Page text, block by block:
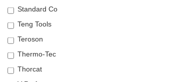
Standard Co
Teng Tools
Teroson
Thermo-Tec
Thorcat